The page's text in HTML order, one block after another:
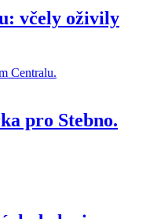
včely oživily
pro Stebno.